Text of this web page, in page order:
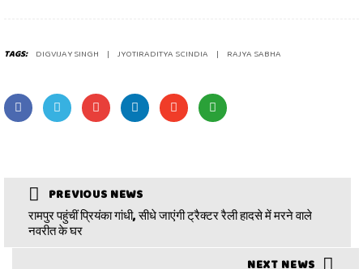
TAGS: DIGVIJAY SINGH JYOTIRADITYA SCINDIA RAJYA SABHA
PREVIOUS NEWS
रामपुर पहुंचीं प्रियंका गांधी, सीधे जाएंगी ट्रैक्टर रैली हादसे में मरने वाले
नवरीत के घर
NEXT NEWS